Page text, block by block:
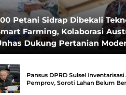
Petani Sidrap Dibekali
Farming, Kolaborasi
Dukung Pertanian
Pansus DPRD Sulsel Inventarisasi
Pemprov, Soroti Lahan Belum